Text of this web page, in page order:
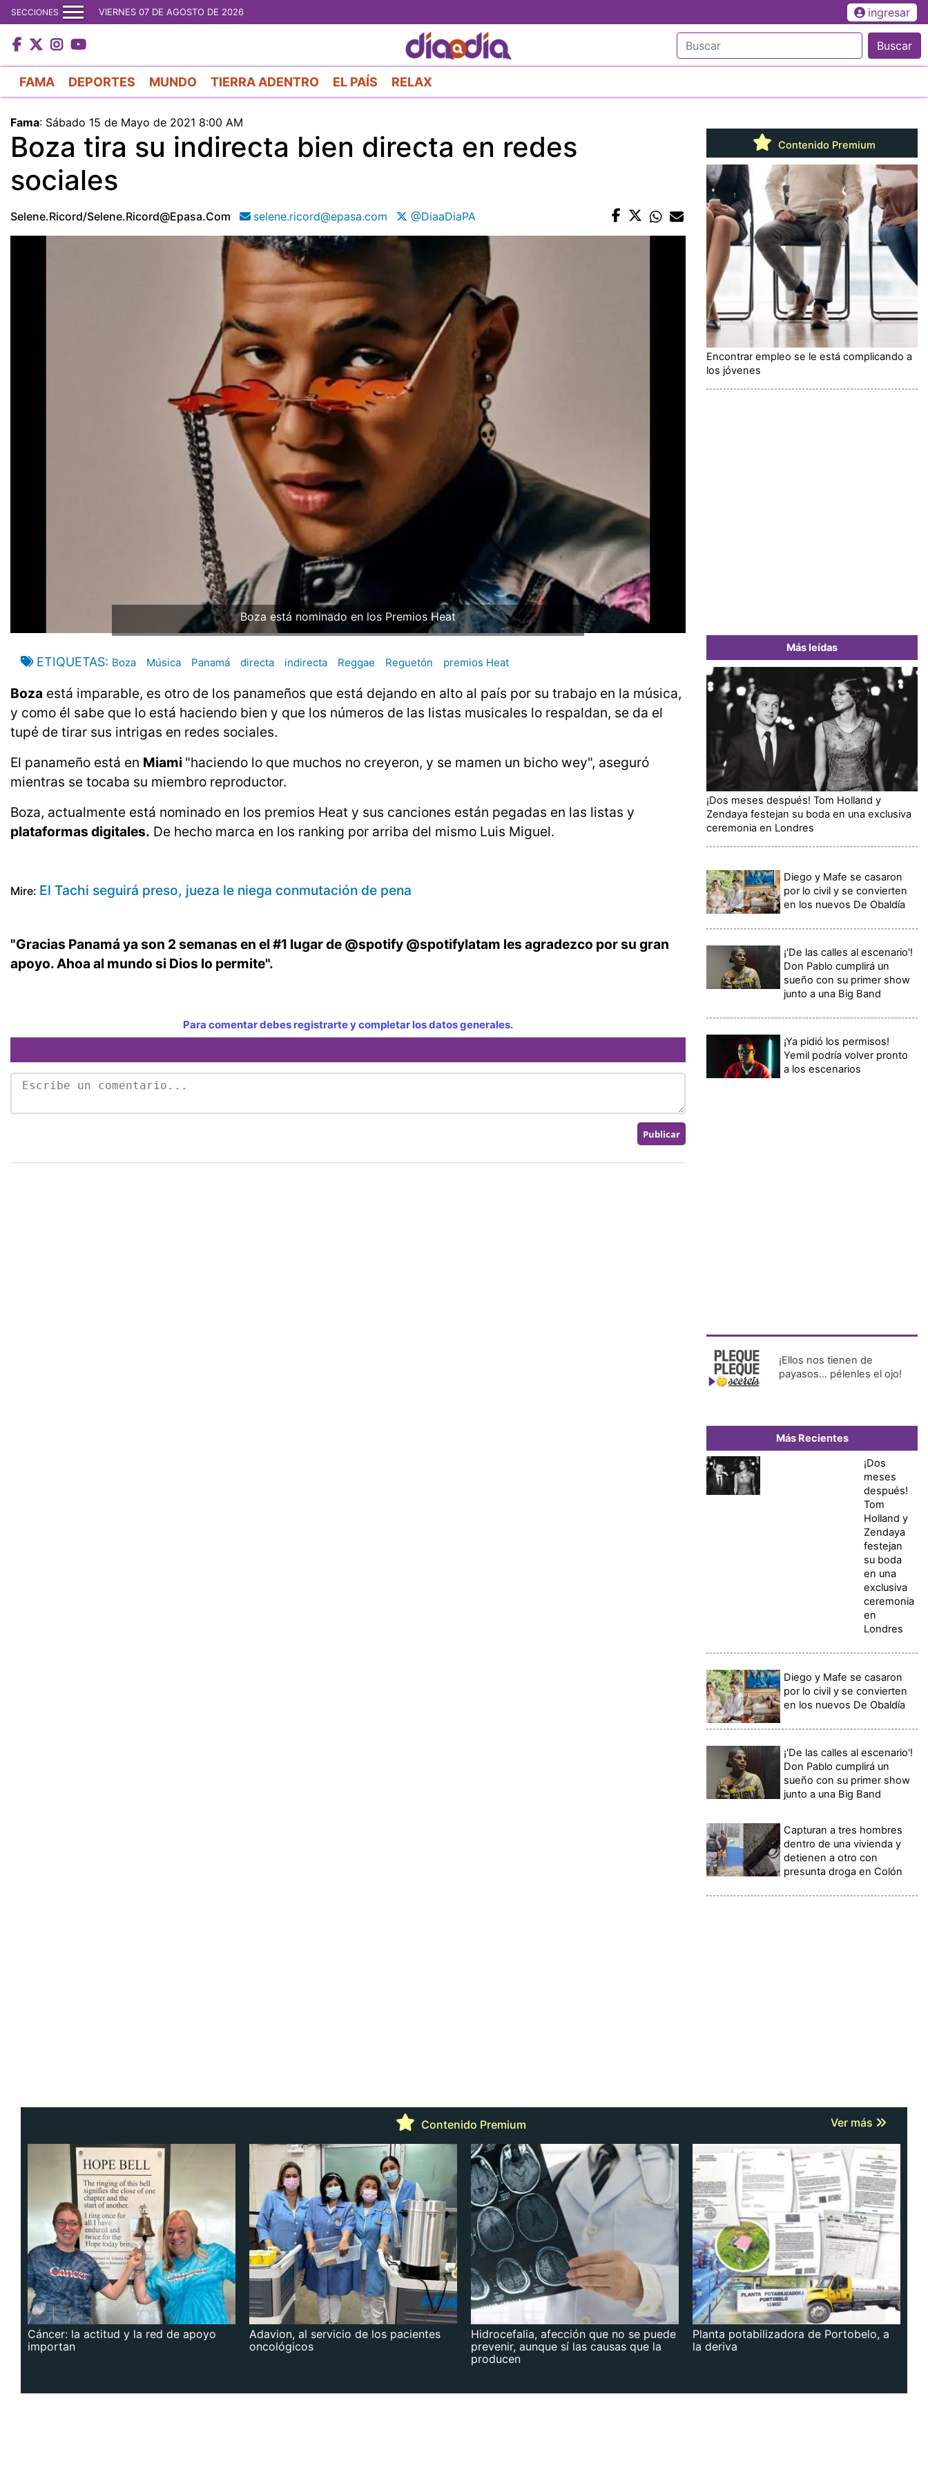
al
contenido
principal
SECCIONES VIERNES 07 DE AGOSTO DE 2026 ingresar
Buscar
FAMA DEPORTES MUNDO TIERRA ADENTRO EL PAÍS RELAX
Fama: Sábado 15 de Mayo de 2021 8:00 AM
Boza tira su indirecta bien directa en redes
sociales
Selene.ricord/selene.ricord@epasa.com selene.ricord@epasa.com @DiaaDiaPA
Boza está nominado en los Premios Heat
ETIQUETAS Boza Música Panamá directa indirecta Reggae Reguetón premios Heat
Boza está imparable, es otro de los panameños que está dejando en alto al país por su trabajo en la música,
y como él sabe que lo está haciendo bien y que los números de las listas musicales lo respaldan, se da el
tupé de tirar sus intrigas en redes sociales.
El panameño está en Miami "haciendo lo que muchos no creyeron, y se mamen un bicho wey", aseguró
mientras se tocaba su miembro reproductor.
Boza, actualmente está nominado en los premios Heat y sus canciones están pegadas en las listas y
plataformas digitales. De hecho marca en los ranking por arriba del mismo Luis Miguel.
Mire: El Tachi seguirá preso, jueza le niega conmutación de pena
"Gracias Panamá ya son 2 semanas en el #1 lugar de @spotify @spotifylatam les agradezco por su gran
apoyo. Ahoa al mundo si Dios lo permite".
Para comentar debes registrarte y completar los datos generales.
Contenido Premium
Encontrar empleo se le está complicando a
los jóvenes
Más leídas
¡Dos meses después! Tom Holland y
Zendaya festejan su boda en una exclusiva
ceremonia en Londres
Diego y Mafe se casaron
por lo civil y se convierten
en los nuevos De Obaldía
¡'De las calles al escenario'!
Don Pablo cumplirá un
sueño con su primer show
junto a una Big Band
¡Ya pidió los permisos!
Yemil podría volver pronto
a los escenarios
¡Ellos nos tienen de
payasos… pélenles el ojo!
Más Recientes
¡Dos
meses
después!
Tom
Holland y
Zendaya
festejan
su boda
en una
exclusiva
ceremonia
en
Londres
Diego y Mafe se casaron
por lo civil y se convierten
en los nuevos De Obaldía
¡'De las calles al escenario'!
Don Pablo cumplirá un
sueño con su primer show
junto a una Big Band
Capturan a tres hombres
dentro de una vivienda y
detienen a otro con
presunta droga en Colón
Contenido Premium Ver más
Cáncer: la actitud y la red de apoyo
importan
Adavion, al servicio de los pacientes
oncológicos
Hidrocefalia, afección que no se puede
prevenir, aunque sí las causas que la
producen
Planta potabilizadora de Portobelo, a
la deriva